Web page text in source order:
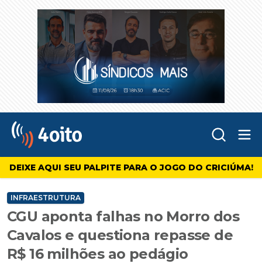
4oito
DEIXE AQUI SEU PALPITE PARA O JOGO DO CRICIÚMA!
INFRAESTRUTURA
CGU aponta falhas no Morro dos
Cavalos e questiona repasse de
R$ 16 milhões ao pedágio